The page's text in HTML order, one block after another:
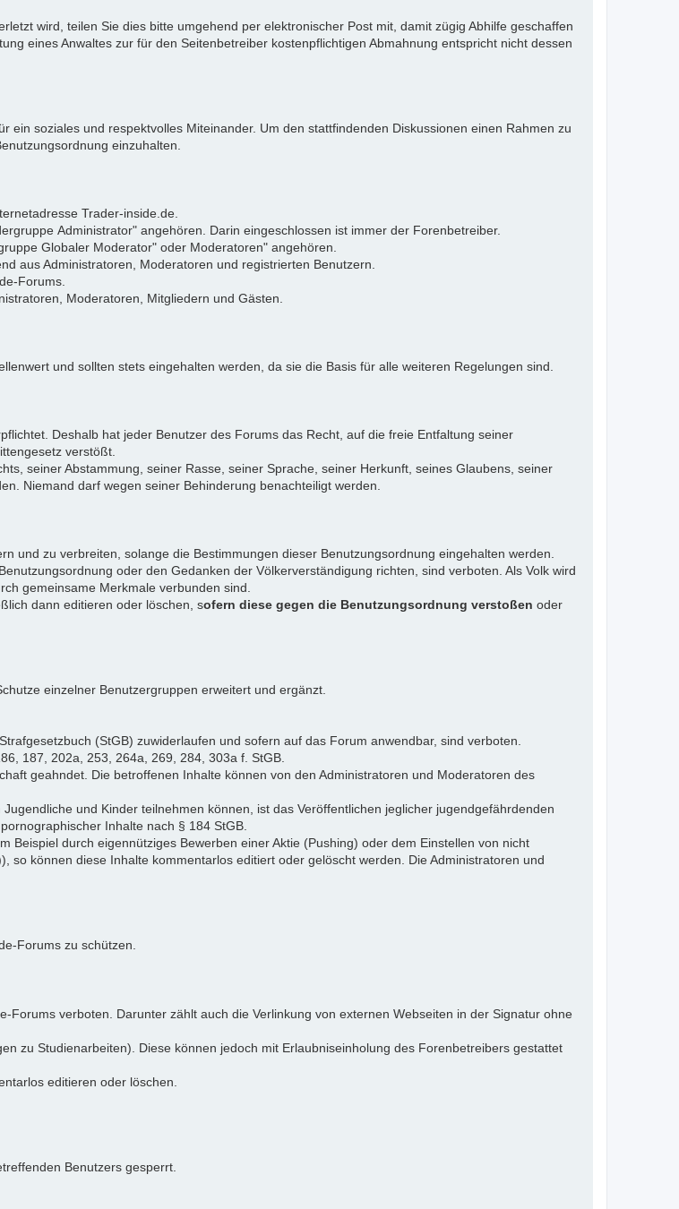
wird, teilen Sie dies bitte umgehend per elektronischer Post mit, damit zügig Abhilfe geschaffen
eines Anwaltes zur für den Seitenbetreiber kostenpflichtigen Abmahnung entspricht nicht dessen
soziales und respektvolles Miteinander. Um den stattfindenden Diskussionen einen Rahmen zu
einzuhalten.
Trader-inside.de.
Administrator" angehören. Darin eingeschlossen ist immer der Forenbetreiber.
Globaler Moderator" oder Moderatoren" angehören.
aus Administratoren, Moderatoren und registrierten Benutzern.
Forums.
Moderatoren, Mitgliedern und Gästen.
und sollten stets eingehalten werden, da sie die Basis für alle weiteren Regelungen sind.
Deshalb hat jeder Benutzer des Forums das Recht, auf die freie Entfaltung seiner
verstößt.
seiner Abstammung, seiner Rasse, seiner Sprache, seiner Herkunft, seines Glaubens, seiner
Niemand darf wegen seiner Behinderung benachteiligt werden.
und zu verbreiten, solange die Bestimmungen dieser Benutzungsordnung eingehalten werden.
oder den Gedanken der Völkerverständigung richten, sind verboten. Als Volk wird
gemeinsame Merkmale verbunden sind.
dann editieren oder löschen, sofern diese gegen die Benutzungsordnung verstoßen oder
einzelner Benutzergruppen erweitert und ergänzt.
(StGB) zuwiderlaufen und sofern auf das Forum anwendbar, sind verboten.
187, 202a, 253, 264a, 269, 284, 303a f. StGB.
geahndet. Die betroffenen Inhalte können von den Administratoren und Moderatoren des
und Kinder teilnehmen können, ist das Veröffentlichen jeglicher jugendgefährdenden
Inhalte nach § 184 StGB.
durch eigennütziges Bewerben einer Aktie (Pushing) oder dem Einstellen von nicht
können diese Inhalte kommentarlos editiert oder gelöscht werden. Die Administratoren und
Forums zu schützen.
verboten. Darunter zählt auch die Verlinkung von externen Webseiten in der Signatur ohne
zu Studienarbeiten). Diese können jedoch mit Erlaubniseinholung des Forenbetreibers gestattet
editieren oder löschen.
Benutzers gesperrt.